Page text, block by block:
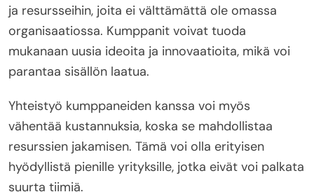
ja resursseihin, joita ei välttämättä ole omassa
organisaatiossa. Kumppanit voivat tuoda
mukanaan uusia ideoita ja innovaatioita, mikä voi
parantaa sisällön laatua.
Yhteistyö kumppaneiden kanssa voi myös
vähentää kustannuksia, koska se mahdollistaa
resurssien jakamisen. Tämä voi olla erityisen
hyödyllistä pienille yrityksille, jotka eivät voi palkata
suurta tiimiä.